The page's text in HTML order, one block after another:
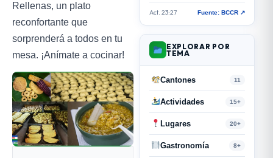
Rellenas, un plato
reconfortante que
sorprenderá a todos en tu
mesa. ¡Anímate a cocinar!
Act. 23:27 Fuente: BCCR ↗
EXPLORAR POR
TEMA
Cantones 11
Actividades 15+
Lugares 20+
Gastronomía 8+